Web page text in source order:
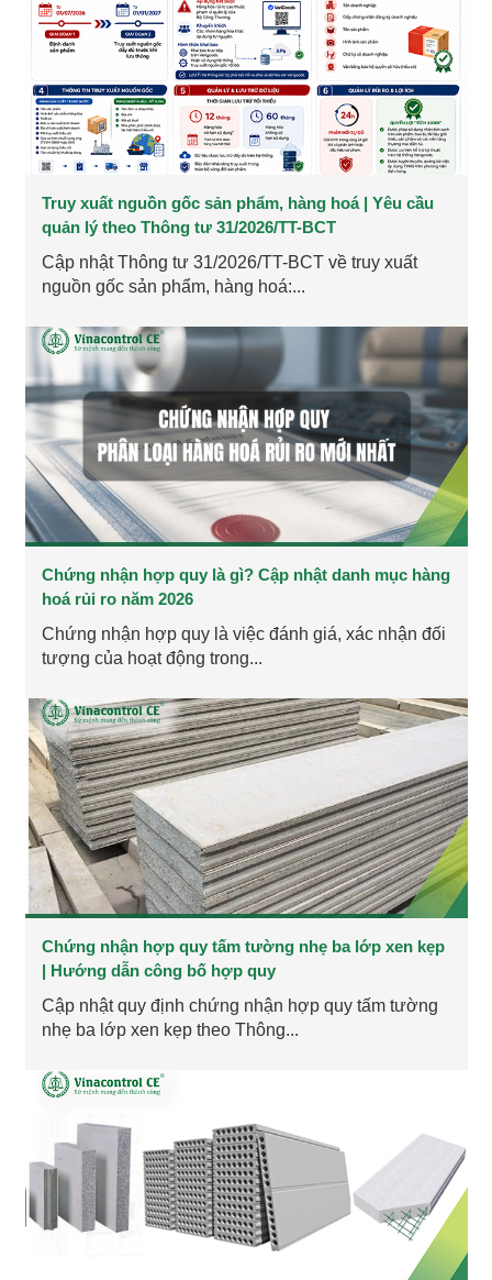
Truy xuất nguồn gốc sản phẩm, hàng hoá | Yêu cầu
quản lý theo Thông tư 31/2026/TT-BCT
Cập nhật Thông tư 31/2026/TT-BCT về truy xuất
nguồn gốc sản phẩm, hàng hoá:...
Chứng nhận hợp quy là gì? Cập nhật danh mục hàng
hoá rủi ro năm 2026
Chứng nhận hợp quy là việc đánh giá, xác nhận đối
tượng của hoạt động trong...
Chứng nhận hợp quy tấm tường nhẹ ba lớp xen kẹp
| Hướng dẫn công bố hợp quy
Cập nhật quy định chứng nhận hợp quy tấm tường
nhẹ ba lớp xen kẹp theo Thông...